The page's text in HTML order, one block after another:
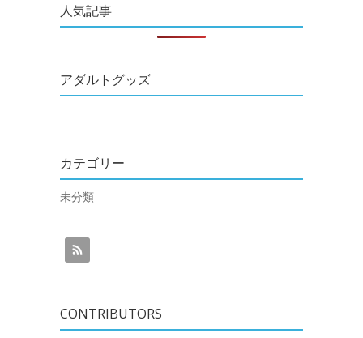
人気記事
アダルトグッズ
カテゴリー
未分類
CONTRIBUTORS